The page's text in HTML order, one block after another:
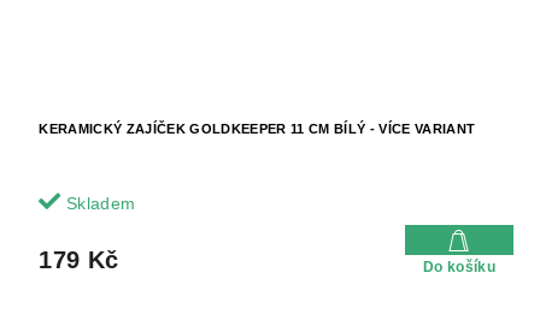
KERAMICKÝ ZAJÍČEK GOLDKEEPER 11 CM BÍLÝ - VÍCE VARIANT
Skladem
179 Kč Do košíku